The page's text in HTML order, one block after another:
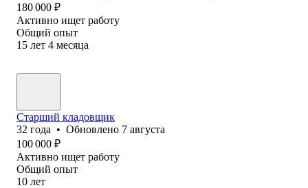
180 000 ₽
Активно ищет работу
Общий опыт
15 лет 4 месяца
Старший кладовщик
32 года • Обновлено 7 августа
100 000 ₽
Активно ищет работу
Общий опыт
10 лет